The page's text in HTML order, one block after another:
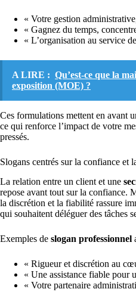
« Votre gestion
« Gagnez du temps,
« L’organisation au service
A LIRE : Qu’est-ce que la
exposition (MOE) ?
Ces formulations mettent en avant
ce qui renforce l’impact de votre
pressés.
Slogans centrés sur la confiance et
La relation entre un client et une
repose avant tout sur la confiance.
la discrétion et la fiabilité rassure
qui souhaitent déléguer des tâches
Exemples de slogan professionnel
« Rigueur et discrétion au
« Une assistance fiable pour
« Votre partenaire